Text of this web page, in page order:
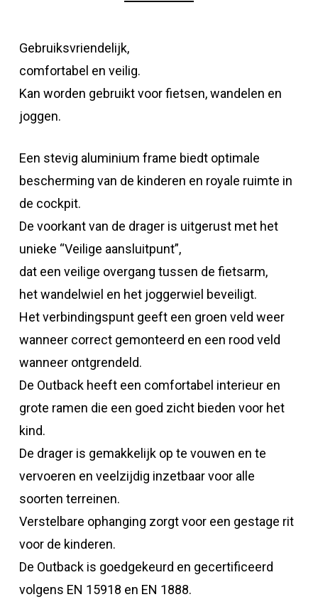
Gebruiksvriendelijk,
comfortabel en veilig.
Kan worden gebruikt voor fietsen, wandelen en
joggen.
Een stevig aluminium frame biedt optimale
bescherming van de kinderen en royale ruimte in
de cockpit.
De voorkant van de drager is uitgerust met het
unieke “Veilige aansluitpunt”,
dat een veilige overgang tussen de fietsarm,
het wandelwiel en het joggerwiel beveiligt.
Het verbindingspunt geeft een groen veld weer
wanneer correct gemonteerd en een rood veld
wanneer ontgrendeld.
De Outback heeft een comfortabel interieur en
grote ramen die een goed zicht bieden voor het
kind.
De drager is gemakkelijk op te vouwen en te
vervoeren en veelzijdig inzetbaar voor alle
soorten terreinen.
Verstelbare ophanging zorgt voor een gestage rit
voor de kinderen.
De Outback is goedgekeurd en gecertificeerd
volgens EN 15918 en EN 1888.